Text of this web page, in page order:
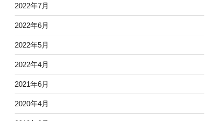
2022年7月
2022年6月
2022年5月
2022年4月
2021年6月
2020年4月